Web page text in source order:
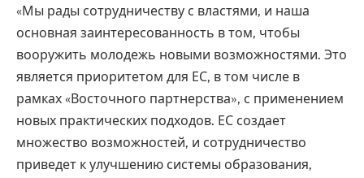
«Мы рады сотрудничеству с властями, и наша
основная заинтересованность в том, чтобы
вооружить молодежь новыми возможностями. Это
является приоритетом для ЕС, в том числе в
рамках «Восточного партнерства», с применением
новых практических подходов. ЕС создает
множество возможностей, и сотрудничество
приведет к улучшению системы образования,